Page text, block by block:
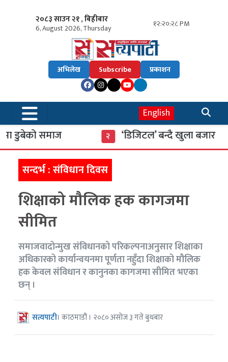
२०८३ साउन २१ , बिहीबार
6, August 2026, Thursday १२:२०:२९ PM
अभिलेख Subscribe प्रकाशन
English
समाज
‘डिजिटल’ बन्दै खुला बजार
सन्दर्भ : संविधान दिवस
शिक्षाको मौलिक हक कागजमा
सीमित
समाजवादोन्मुख संविधानको परिकल्पनाअनुसार शिक्षाका
अधिकारको कार्यान्वयनमा पूर्णता नहुँदा शिक्षाको मौलिक
हक केवल संविधान र कानुनका कागजमा सीमित भएका
छन् ।
सत्यपाटी। काठमाडौं । २०८० असोज ३ गते बुधबार